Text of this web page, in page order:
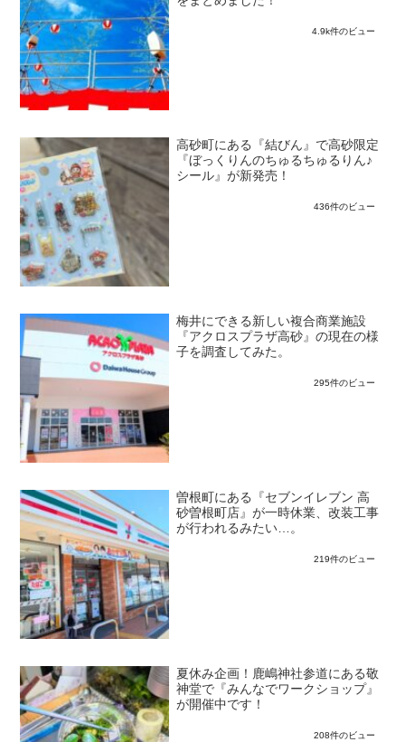
4.9k件のビュー
高砂町にある『結びん』で高砂限定
『ぼっくりんのちゅるちゅるりん♪
シール』が新発売！
436件のビュー
梅井にできる新しい複合商業施設
『アクロスプラザ高砂』の現在の様
子を調査してみた。
295件のビュー
曽根町にある『セブンイレブン 高
砂曽根町店』が一時休業、改装工事
が行われるみたい…。
219件のビュー
夏休み企画！鹿嶋神社参道にある敬
神堂で『みんなでワークショップ』
が開催中です！
208件のビュー